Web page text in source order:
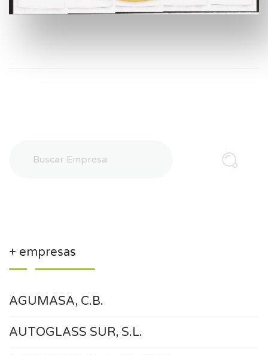
+ empresas
AGUMASA, C.B.
AUTOGLASS SUR, S.L.